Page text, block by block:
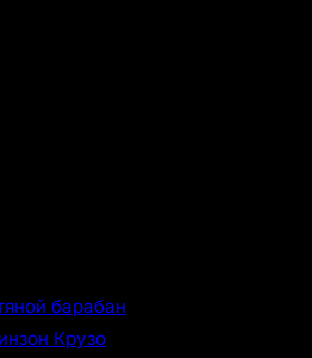
барабан
Крузо